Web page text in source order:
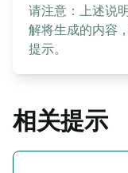
请注意：上述说
解将生成的内容
提示。
相关提示